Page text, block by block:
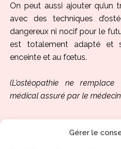
Gérer le
On peut aussi ajouter qu’un
avec des techniques
dangereux ni nocif pour le
est totalement adapté et
enceinte et au fœtus.
(L’ostéopathie ne
médical assuré par le
Découvrez aussi :